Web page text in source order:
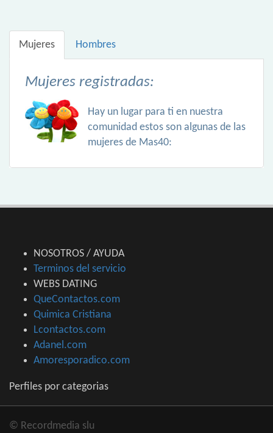
Mujeres Hombres
Mujeres registradas:
Hay un lugar para ti en nuestra
comunidad estos son algunas de las
mujeres de Mas40:
NOSOTROS / AYUDA
Terminos del servicio
WEBS DATING
QueContactos.com
Quimica Cristiana
Lcontactos.com
Adanel.com
Amoresporadico.com
Perfiles por categorias
© Recordmedia slu